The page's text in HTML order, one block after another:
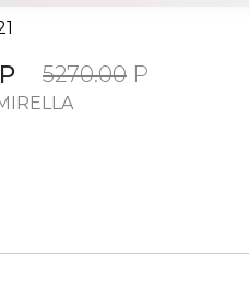
5270.00 Р